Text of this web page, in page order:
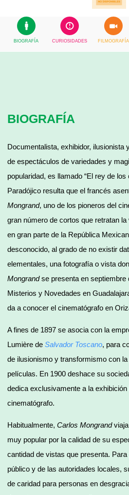
BIOGRAFÍA CURIOSIDADES FILMOGRAFÍA
BIOGRAFÍA
Documentalista, exhibidor, ilusionista
de espectáculos de variedades y
popularidad, es llamado “El rey de los
Paradójico resulta que el francés
Mongrand, uno de los pioneros del
gran número de cortos que retratan
en gran parte de la República
desconocido, al grado de no existir
elementales, una fotografía o vista
Mongrandse presenta en
Misterios y Novedades en
da a conocer el cinematógrafo en
A fines de 1897 se asocia con la
Lumière de Salvador Toscano, para
de ilusionismo y transformismo con
películas. En 1900 deshace su
dedica exclusivamente a la exhibición
cinematógrafo.
Habitualmente, Carlos Mongrandviaja
muy popular por la calidad de su
cantidad de vistas que presenta.
público y de las autoridades locales,
de caridad para personas en